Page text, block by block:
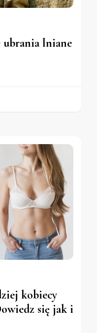
ubrania lniane
kobiecy
się jak i